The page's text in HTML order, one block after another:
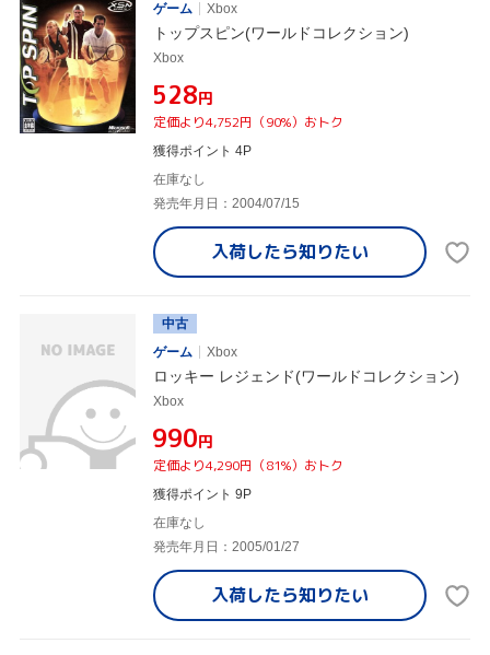
ゲーム
Xbox
トップスピン(ワールドコレクション)
Xbox
¥528円
定価より4,752円（90%）おトク
獲得ポイント 4P
在庫なし
発売年月日：2004/07/15
入荷したら知りたい
中古
ゲーム
Xbox
ロッキー レジェンド(ワールドコレクション)
Xbox
¥990円
定価より4,290円（81%）おトク
獲得ポイント 9P
在庫なし
発売年月日：2005/01/27
入荷したら知りたい